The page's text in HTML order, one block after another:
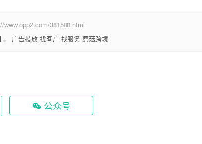
381500.html
。 广告投放 找客户 找服务 蘑菇跨境
公众号